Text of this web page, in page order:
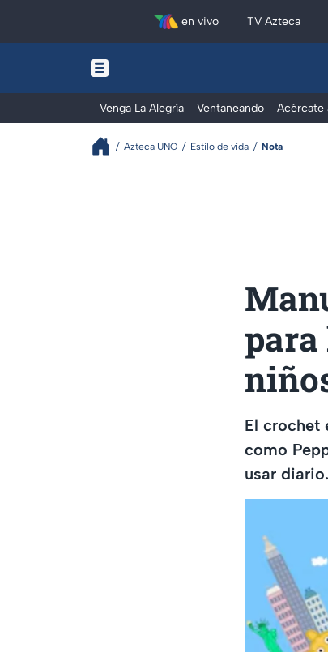
en vivo TV Azteca
Venga La Alegría Ventaneando Acércate
Azteca UNO Estilo de vida Nota
para
El crochet
como
usar diario.